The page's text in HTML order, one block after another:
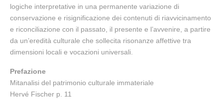
logiche interpretative in una permanente variazione di
conservazione e risignificazione dei contenuti di riavvicinamento
e riconciliazione con il passato, il presente e l’avvenire, a partire
da un’eredità culturale che sollecita risonanze affettive tra
dimensioni locali e vocazioni universali.
Prefazione
Mitanalisi del patrimonio culturale immateriale
Hervé Fischer p. 11